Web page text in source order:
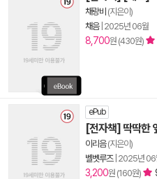
채랑비 (지은이)
채음| 2025년 06월
8,700원 (430원)
ePub
[전자책] 딱딱한
이리음(지은이)
벨벳루즈| 2025년 06
3,200원 (160원)